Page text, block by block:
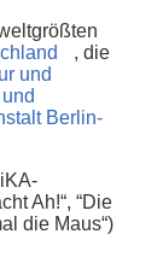
, die
und
Berlin-
Ah!“, “Die
die Maus“)